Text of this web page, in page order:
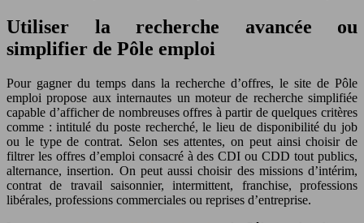
Utiliser la recherche avancée ou
simplifier de Pôle emploi
Pour gagner du temps dans la recherche d’offres, le site de Pôle
emploi propose aux internautes un moteur de recherche simplifiée
capable d’afficher de nombreuses offres à partir de quelques critères
comme : intitulé du poste recherché, le lieu de disponibilité du job
ou le type de contrat. Selon ses attentes, on peut ainsi choisir de
filtrer les offres d’emploi consacré à des CDI ou CDD tout publics,
alternance, insertion. On peut aussi choisir des missions d’intérim,
contrat de travail saisonnier, intermittent, franchise, professions
libérales, professions commerciales ou reprises d’entreprise.